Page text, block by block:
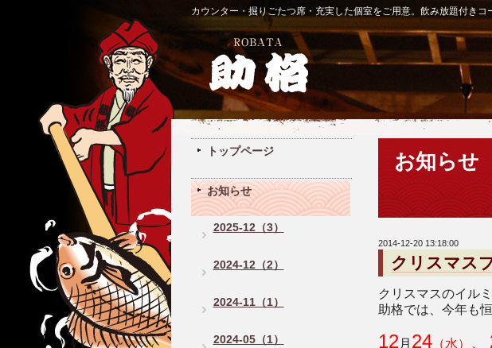
カウンター・掘りごたつ席・充実した個室をご用意。飲み放題付きコ
お知らせ
2014-12-20 13:18:00
クリスマス
クリスマスのイル
助格では、今年も
12月 24（水）
トップページ
お知らせ
2025-12（3）
2024-12（2）
2024-11（1）
2024-05（1）